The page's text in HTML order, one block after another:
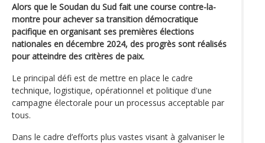
Alors que le Soudan du Sud fait une course contre-la-
montre pour achever sa transition démocratique
pacifique en organisant ses premières élections
nationales en décembre 2024, des progrès sont réalisés
pour atteindre des critères de paix.
Le principal défi est de mettre en place le cadre
technique, logistique, opérationnel et politique d'une
campagne électorale pour un processus acceptable par
tous.
Dans le cadre d’efforts plus vastes visant à galvaniser le